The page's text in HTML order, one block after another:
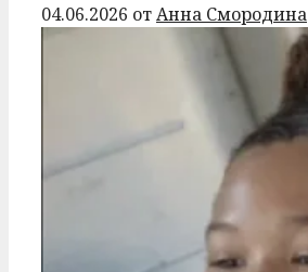
04.06.2026 отАнна Смородина